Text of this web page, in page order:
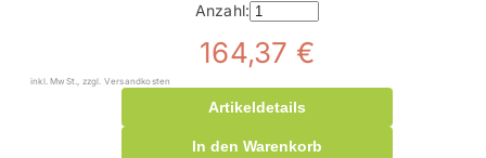
Anzahl:
164,37 €
inkl. MwSt., zzgl. Versandkosten
Artikeldetails
In den Warenkorb